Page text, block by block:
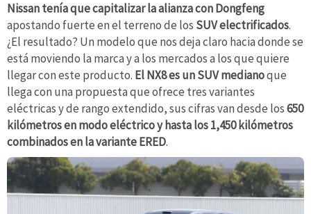
Nissan tenía que capitalizar la alianza con Dongfeng
apostando fuerte en el terreno de los SUV electrificados.
¿El resultado? Un modelo que nos deja claro hacia donde se
está moviendo la marca y a los mercados a los que quiere
llegar con este producto. El NX8 es un SUV medianoque
llega con una propuesta que ofrece tres variantes
eléctricas y de rango extendido, sus cifras van desde los650
kilómetros en modo eléctrico y hasta los 1,450 kilómetros
combinados en la variante ERED.